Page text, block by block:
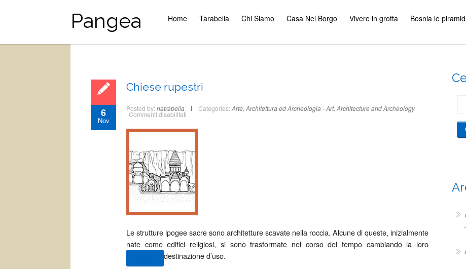
Pangea Home Tarabella Chi Siamo Casa Nel Borgo Vivere in grotta Bosnia le
6
Nov
Chiese rupestri
Posted by: natrabella Categories: Arte, Architettura ed Archeologia - Art, Architecture and Archeology
Commenti disabilitati su
Le strutture ipogee sacre sono architetture scavate nella roccia. Alcune di queste, inizialmente
nate come edifici religiosi, si sono trasformate nel corso del tempo cambiando la loro
destinazione d’uso.